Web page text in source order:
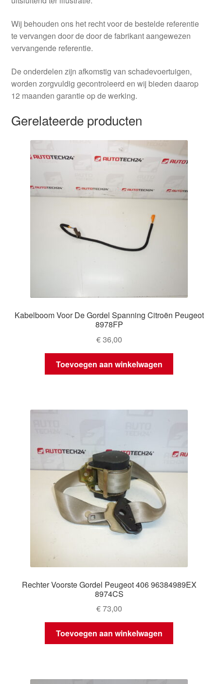
Wij behouden ons het recht voor de bestelde referentie
te vervangen door de door de fabrikant aangewezen
vervangende referentie.
De onderdelen zijn afkomstig van schadevoertuigen,
worden zorgvuldig gecontroleerd en wij bieden daarop
12 maanden garantie op de werking.
Gerelateerde producten
Kabelboom Voor De Gordel Spanning Citroën Peugeot
8978FP
€36,00
Toevoegen aan winkelwagen
Rechter Voorste Gordel Peugeot 406 96384989EX
8974CS
€73,00
Toevoegen aan winkelwagen